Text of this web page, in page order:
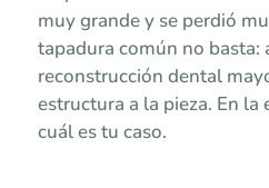
muy grande y se perdió
tapadura común no basta:
reconstrucción dental
estructura a la pieza. En
cuál es tu caso.